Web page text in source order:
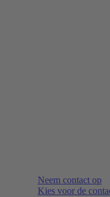
Neem contact op
Kies voor de